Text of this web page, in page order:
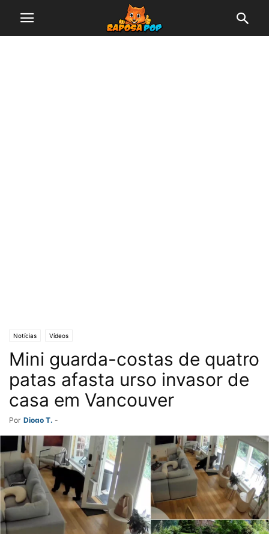
Notícias Vídeos
Mini guarda-costas de quatro
patas afasta urso invasor de
casa em Vancouver
Por Diogo T. -